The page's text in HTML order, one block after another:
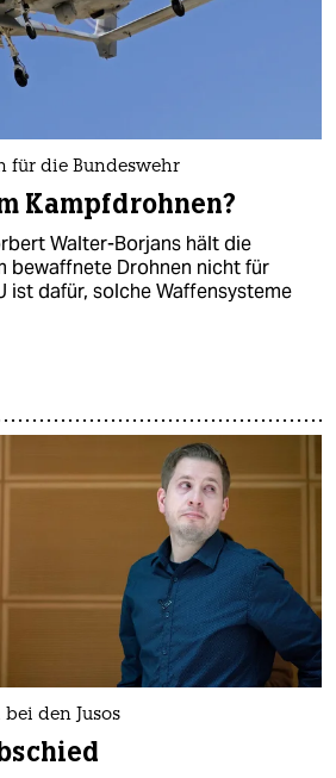
für die Bundeswehr
Kampfdrohnen?
Walter-Borjans hält die
bewaffnete Drohnen nicht für
ist dafür, solche Waffensysteme
den Jusos